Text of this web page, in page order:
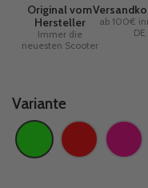
Original vom
Hersteller
Immer die
neuesten Scooter
ab 100€
DE
Variante